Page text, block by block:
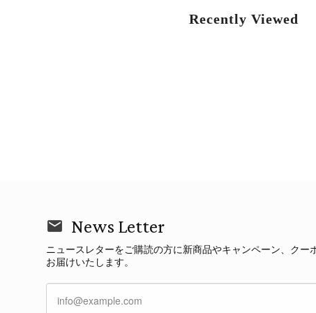
Recently Viewed
News Letter
ニュースレターをご購読の方に新商品やキャンペーン、クー
お届けいたします。